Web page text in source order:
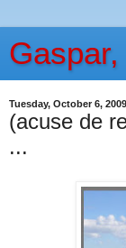
Tuesday, October 6, 2009
(acuse de
...